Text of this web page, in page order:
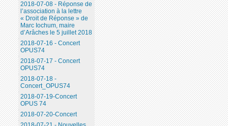
2018-07-08 - Réponse de
l’association à la lettre
« Droit de Réponse » de
Marc Iochum, maire
d’Arâches le 5 juillet 2018
2018-07-16 - Concert
OPUS74
2018-07-17 - Concert
OPUS74
2018-07-18 -
Concert_OPUS74
2018-07-19-Concert
OPUS 74
2018-07-20-Concert